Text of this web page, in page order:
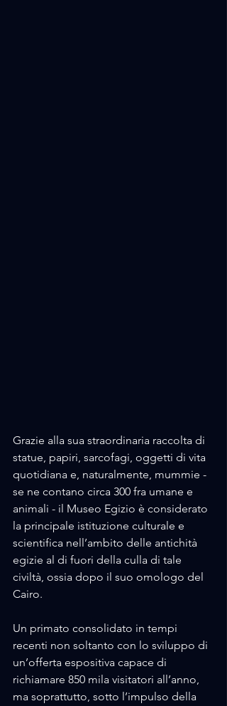
Grazie alla sua straordinaria raccolta di
statue, papiri, sarcofagi, oggetti di vita
quotidiana e, naturalmente, mummie -
se ne contano circa 300 fra umane e
animali - il Museo Egizio è considerato
la principale istituzione culturale e
scientifica nell’ambito delle antichità
egizie al di fuori della culla di tale
civiltà, ossia dopo il suo omologo del
Cairo.
Un primato consolidato in tempi
recenti non soltanto con lo sviluppo di
un’offerta espositiva capace di
richiamare 850 mila visitatori all’anno,
ma soprattutto, sotto l’impulso della